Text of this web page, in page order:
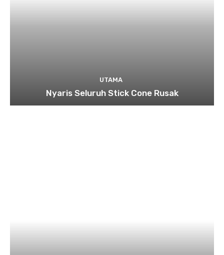
UTAMA
Nyaris Seluruh Stick Cone Rusak